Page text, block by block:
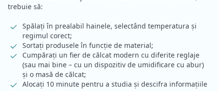
trebuie să:
Spălați în prealabil hainele, selectând temperatura și
regimul corect;
Sortați produsele în funcție de material;
Cumpărați un fier de călcat modern cu diferite reglaje
(sau mai bine – cu un dispozitiv de umidificare cu abur)
și o masă de călcat;
Alocați 10 minute pentru a studia și descifra informațiile